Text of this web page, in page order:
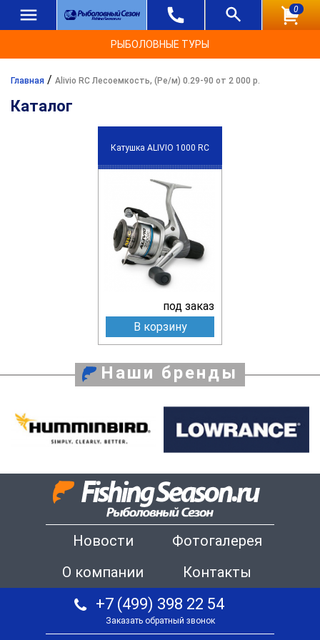
0
РЫБОЛОВНЫЕ ТУРЫ
Главная / Alivio RC Лесоемкость, (Ре/м) 0.29-90 от 2 000 р.
Каталог
Катушка ALIVIO 1000 RC
под заказ
В корзину
Наши бренды
Новости
Фотогалерея
О компании
Контакты
+7 (499) 398 22 54
Заказать обратный звонок